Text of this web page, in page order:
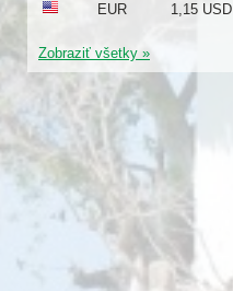
EUR
1,15 USD
Zobraziť všetky »